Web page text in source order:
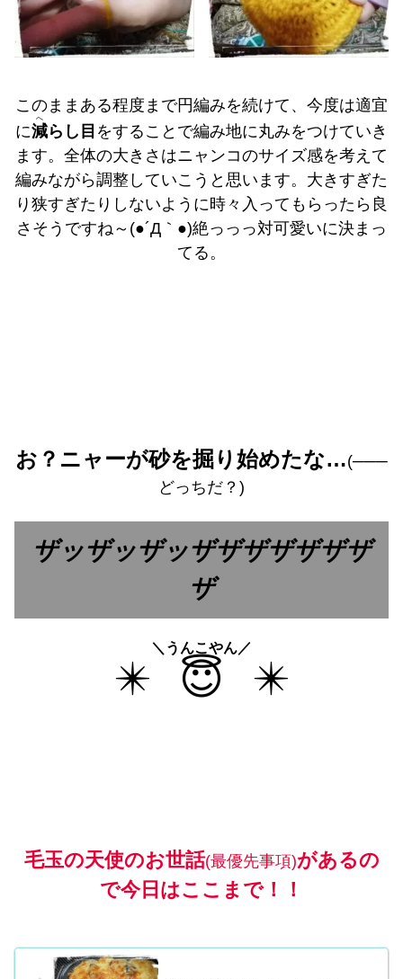
このままある程度まで円編みを続けて、今度は適宜
に減
へ
らし目 をすることで編み地に丸みをつけていき
ます。全体の大きさはニャンコのサイズ感を考えて
編みながら調整していこうと思います。大きすぎた
り狭すぎたりしないように時々入ってもらったら良
さそうですね～(●´Д｀●)絶っっっ対可愛いに決まっ
てる。
お？ニャーが砂を掘り始めたな…(───
どっちだ？)
ザッザッザッザザザザザザザ
ザ
✴️ 😇
＼うんこやん／
✴️
毛玉の天使のお世話(最優先事項)があるの
で今日はここまで！！